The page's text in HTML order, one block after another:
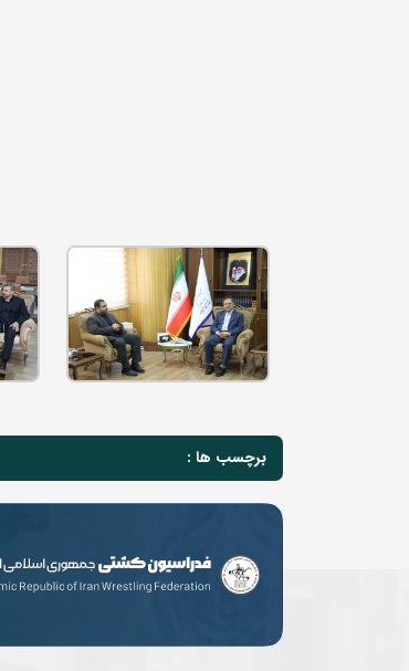
برچسب ها :